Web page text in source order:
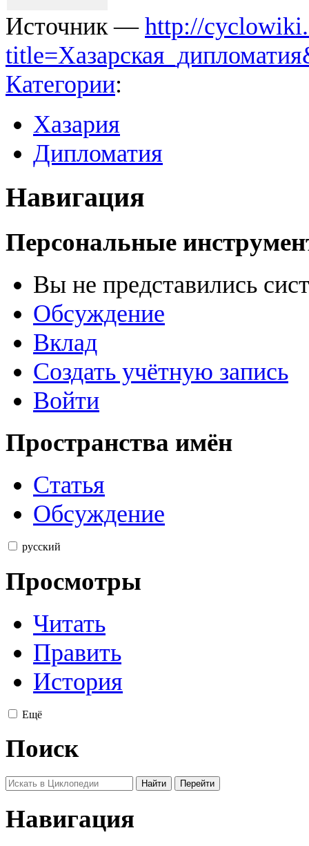
Источник — http://
Категории:
Хазария
Дипломатия
Навигация
Персональные
Вы не представились
Обсуждение
Вклад
Создать учётную запись
Войти
Пространства имён
Статья
Обсуждение
русский
Просмотры
Читать
Править
История
Ещё
Поиск
Навигация